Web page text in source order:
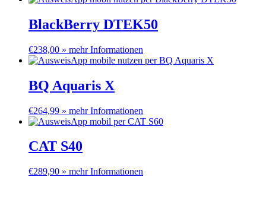
BlackBerry DTEK50
€238,00 » mehr Informationen
BQ Aquaris X
€264,99 » mehr Informationen
CAT S40
€289,90 » mehr Informationen